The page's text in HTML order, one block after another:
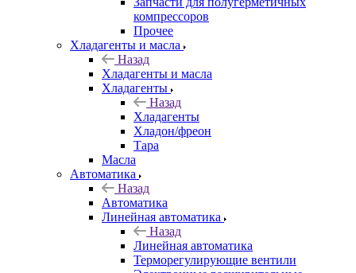
компрессоров
Прочее
Хладагенты и масла
Назад
Хладагенты и масла
Хладагенты
Назад
Хладагенты
Хладон/фреон
Тара
Масла
Автоматика
Назад
Автоматика
Линейная автоматика
Назад
Линейная автоматика
Терморегулирующие вентили